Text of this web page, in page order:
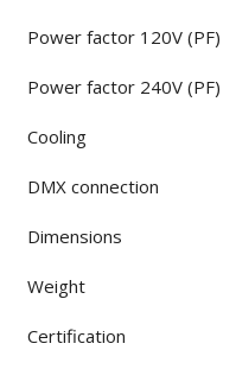
Power factor 120V (PF)
Power factor 240V (PF)
Cooling
DMX connection
Dimensions
Weight
Certification